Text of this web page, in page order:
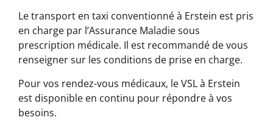
Le transport en taxi conventionné à Erstein est pris
en charge par l’Assurance Maladie sous
prescription médicale. Il est recommandé de vous
renseigner sur les conditions de prise en charge.
Pour vos rendez-vous médicaux, le VSL à Erstein
est disponible en continu pour répondre à vos
besoins.